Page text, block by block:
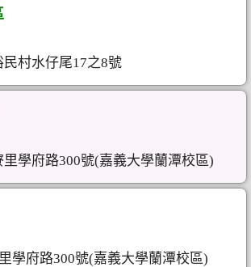
村水仔尾17之8號
學府路300號(嘉義大學蘭潭校區)
學府路300號(嘉義大學蘭潭校區)